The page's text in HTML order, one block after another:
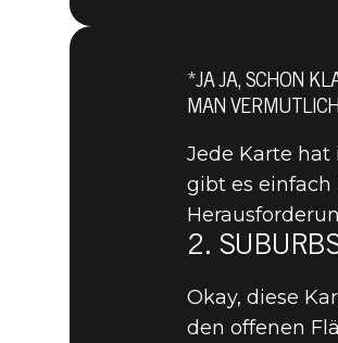
*JA JA, SCHON
MAN
Jede Karte hat
gibt es einfach
2.
Okay, diese
den offenen